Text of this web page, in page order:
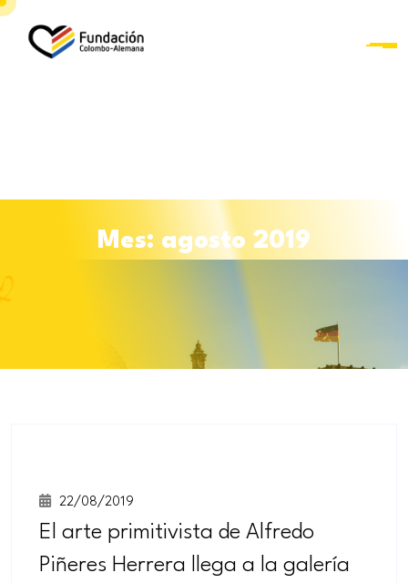
+sabatino
online
Mes: agosto 2019
22/08/2019
El arte primitivista de Alfredo
Piñeres Herrera llega a la galería